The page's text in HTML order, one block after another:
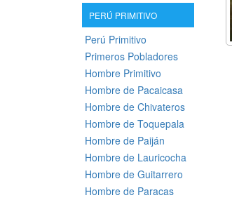
PERÚ PRIMITIVO
Perú Primitivo
Primeros Pobladores
Hombre Primitivo
Hombre de Pacaicasa
Hombre de Chivateros
Hombre de Toquepala
Hombre de Paiján
Hombre de Lauricocha
Hombre de Guitarrero
Hombre de Paracas